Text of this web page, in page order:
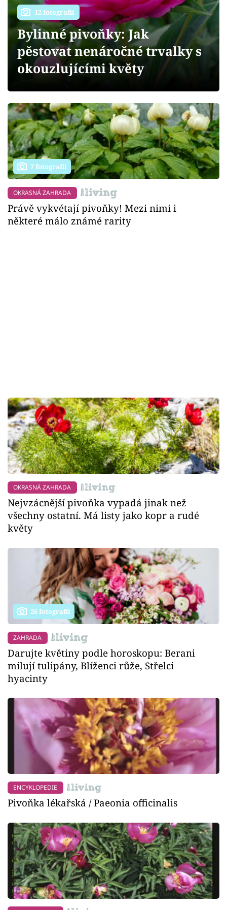
Přihlášení
Sledujte nás
12 fotografií
Bylinné pivoňky: Jak
pěstovat nenáročné trvalky s
okouzlujícími květy
7 fotografií
OKRASNÁ ZAHRADA
Právě vykvétají pivoňky! Mezi nimi i
některé málo známé rarity
OKRASNÁ ZAHRADA
Nejvzácnější pivoňka vypadá jinak než
všechny ostatní. Má listy jako kopr a rudé
květy
26 fotografií
ZAHRADA
Darujte květiny podle horoskopu: Berani
milují tulipány, Blíženci růže, Střelci
hyacinty
ENCYKLOPEDIE
Pivoňka lékařská / Paeonia officinalis